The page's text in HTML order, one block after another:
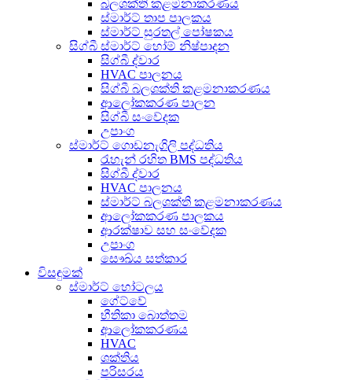
බලශක්ති කළමනාකරණය
ස්මාර්ට් තාප පාලකය
ස්මාර්ට් සුරතල් පෝෂකය
සිග්බී ස්මාර්ට් හෝම් නිෂ්පාදන
සිග්බී ද්වාර
HVAC පාලනය
සිග්බී බලශක්ති කළමනාකරණය
ආලෝකකරණ පාලන
සිග්බී සංවේදක
උපාංග
ස්මාර්ට් ගොඩනැගිලි පද්ධතිය
රැහැන් රහිත BMS පද්ධතිය
සිග්බී ද්වාර
HVAC පාලනය
ස්මාර්ට් බලශක්ති කළමනාකරණය
ආලෝකකරණ පාලකය
ආරක්ෂාව සහ සංවේදක
උපාංග
සෞඛ්ය සත්කාර
විසඳුමක්
ස්මාර්ට් හෝටලය
ගේට්වේ
භීතිකා බොත්තම
ආලෝකකරණය
HVAC
ශක්තිය
පරිසරය